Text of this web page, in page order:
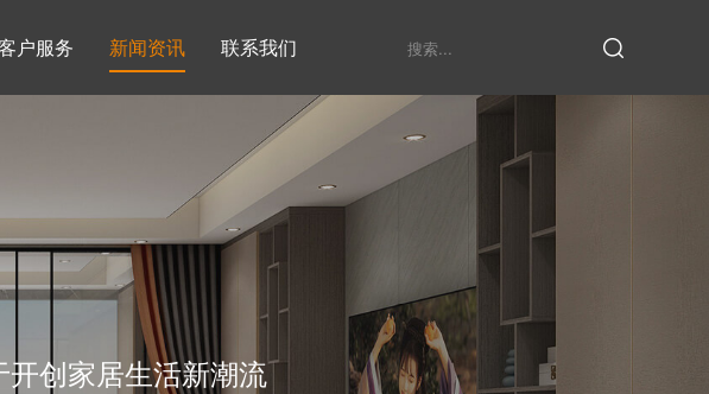
衣帽间
柜系列 鞋柜系列 衣柜系列
发展历程
户服务 新闻资讯
家具定制厂家
联系我们
创家居生活新潮流